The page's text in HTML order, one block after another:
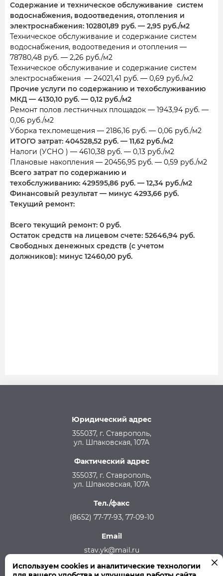
Содержание и техническое обслуживание систем
водоснабжения, водоотведения, отопления и
электроснабжения: 102801,89 руб. — 2,95 руб./м2
Техническое обслуживание и содержание систем
водоснабжения, водоотведения и отопления —
78780,48 руб. — 2,26 руб./м2
Техническое обслуживание и содержание систем
электроснабжения — 24021,41 руб. — 0,69 руб./м2
Прочие услуги по содержанию и техобслуживанию
МКД — 4130,10 руб. — 0,12 руб./м2
Ремонт полов лестничных площадок — 1943,94 руб. —
0,06 руб./м2
Уборка тех.помещения — 2186,16 руб. — 0,06 руб./м2
ИТОГО затрат: 404528,52 руб. — 11,62 руб./м2
Налоги (УСНО ) — 4610,38 руб. — 0,13 руб./м2
Плановые накопления — 20456,95 руб. — 0,59 руб./м2
Всего затрат по содержанию и
техобслуживанию: 429595,86 руб. — 12,34 руб./м2
Финансовый результат — минус 4293,66 руб.
Текущий ремонт:
Всего текущий ремонт: 0 руб.
Остаток средств на лицевом счете: 52646,94 руб.
Свободных денежных средств (с учетом
должников): минус 12460,00 руб.
Юридический адрес
355037, г. Ставрополь,
ул. Шпаковская, 107А
Фактический адрес
355037, г. Ставрополь,
ул. Шпаковская, 107А
Тел./факс
(8652) 77-77-93, 77-09-10
Email
stav.yk@mail.ru
Телефон аварийной службы
Используем cookies и аналитические технологии